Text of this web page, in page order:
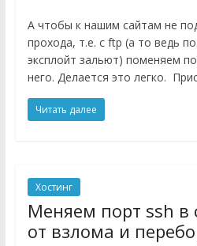
А чтобы к нашим сайтам не
прохода, т.е. с ftp (а то ведь
эксплойт зальют) поменяем
него. Делается это легко.
Читать далее
Хостинг
Меняем порт ssh в
от взлома и